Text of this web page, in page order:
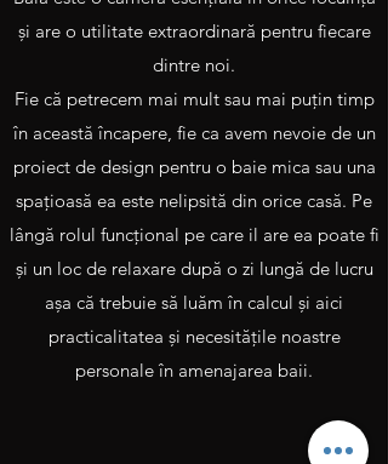
şi are o utilitate extraordinară pentru fiecare
dintre noi.
Fie că petrecem mai mult sau mai puţin timp
în această încapere, fie ca avem nevoie de un
proiect de design pentru o baie mica sau una
spaţioasă ea este nelipsită din orice casă. Pe
lângă rolul funcţional pe care il are ea poate fi
şi un loc de relaxare după o zi lungă de lucru
aşa că trebuie să luăm în calcul şi aici
practicalitatea şi necesităţile noastre
personale în amenajarea baii.